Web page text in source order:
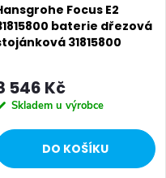
Focus E2
baterie dřezová
31815800
546 Kč
Skladem u výrobce
DO KOŠÍKU